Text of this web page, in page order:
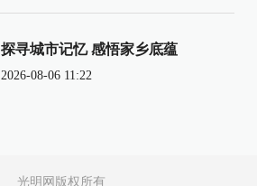
探寻城市记忆 感悟家乡底蕴
2026-08-06 11:22
光明网版权所有